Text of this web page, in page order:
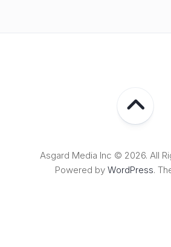
Asgard Media Inc © 2026. All
Powered by WordPress.